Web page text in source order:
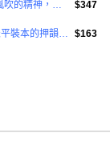
通往世界邊緣的寬闊道路：310首俳句和一篇長文：風吹的精神，平裝本
$347
Words' Worth 的詞彙詩句 A 到 Z 並再次返回：字母表平裝本的押韻嬉戲
$163